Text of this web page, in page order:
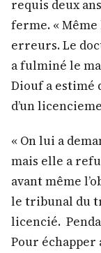
requis deux
ferme. «
erreurs. Le
a fulminé le
Diouf a estimé
d’un
« On lui a
mais elle a
avant même
le tribunal du
licencié.
Pour